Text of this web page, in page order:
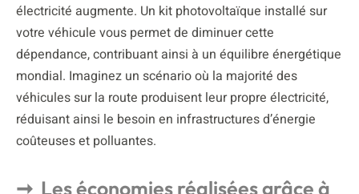
électricité augmente. Un kit photovoltaïque installé sur
votre véhicule vous permet de diminuer cette
dépendance, contribuant ainsi à un équilibre énergétique
mondial. Imaginez un scénario où la majorité des
véhicules sur la route produisent leur propre électricité,
réduisant ainsi le besoin en infrastructures d’énergie
coûteuses et polluantes.
Les économies réalisées grâce à